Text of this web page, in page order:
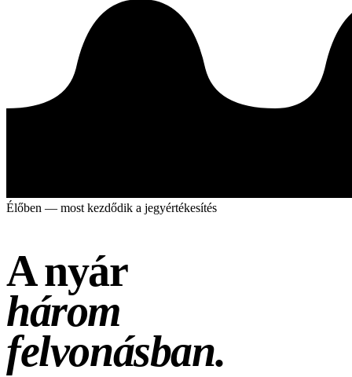
Élőben — most kezdődik a jegyértékesítés
A nyár
három
felvonásban.